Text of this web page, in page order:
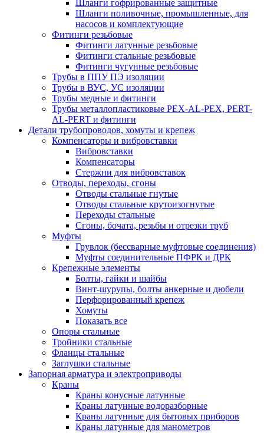
Шланги гофрированные защитные
Шланги поливочные, промышленные, для
насосов и комплектующие
Фитинги резьбовые
Фитинги латунные резьбовые
Фитинги стальные резьбовые
Фитинги чугунные резьбовые
Трубы в ППУ ПЭ изоляции
Трубы в ВУС, УС изоляции
Трубы медные и фитинги
Трубы металлопластиковые PEX-AL-PEX, PERT-
AL-PERT и фитинги
Детали трубопроводов, хомуты и крепеж
Компенсаторы и вибровставки
Вибровставки
Компенсаторы
Стержни для вибровставок
Отводы, переходы, сгоны
Отводы стальные гнутые
Отводы стальные крутоизогнутые
Переходы стальные
Сгоны, бочата, резьбы и отрезки труб
Муфты
Грувлок (бессварные муфтовые соединения)
Муфты соединительные ПФРК и ДРК
Крепежные элементы
Болты, гайки и шайбы
Винт-шурупы, болты анкерные и дюбели
Перфорированный крепеж
Хомуты
Показать все
Опоры стальные
Тройники стальные
Фланцы стальные
Заглушки стальные
Запорная арматура и электроприводы
Краны
Краны конусные латунные
Краны латунные водоразборные
Краны латунные для бытовых приборов
Краны латунные для манометров